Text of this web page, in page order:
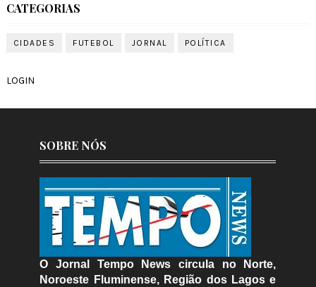
CATEGORIAS
CIDADES FUTEBOL JORNAL POLÍTICA
LOGIN
SOBRE NÓS
O Jornal Tempo News circula no Norte,
Noroeste Fluminense, Região dos Lagos e